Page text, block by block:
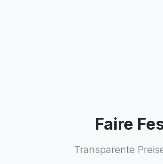
Faire
Transparente